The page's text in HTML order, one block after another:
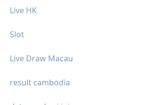
Live HK
Slot
Live Draw Macau
result cambodia